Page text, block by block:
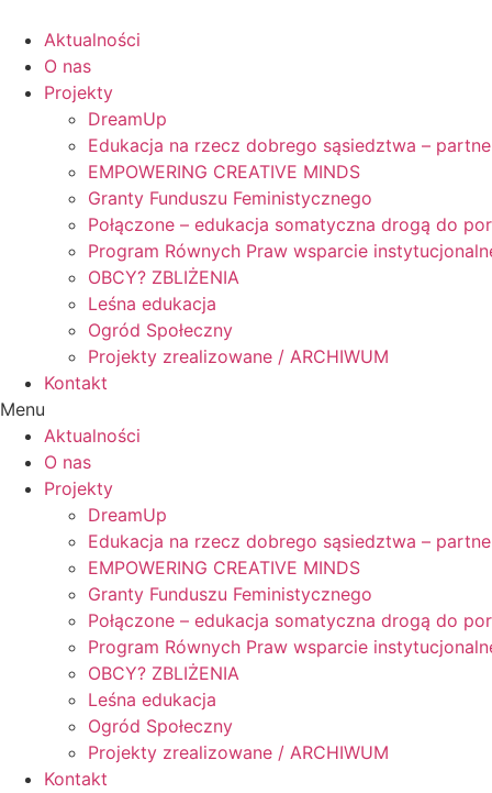
content
Aktualności
O nas
Projekty
DreamUp
Edukacja na rzecz dobrego sąsiedztwa –
EMPOWERING CREATIVE MINDS
Granty Funduszu Feministycznego
Połączone – edukacja somatyczna drogą do
Program Równych Praw wsparcie
OBCY? ZBLIŻENIA
Leśna edukacja
Ogród Społeczny
Projekty zrealizowane / ARCHIWUM
Kontakt
Menu
Aktualności
O nas
Projekty
DreamUp
Edukacja na rzecz dobrego sąsiedztwa –
EMPOWERING CREATIVE MINDS
Granty Funduszu Feministycznego
Połączone – edukacja somatyczna drogą do
Program Równych Praw wsparcie
OBCY? ZBLIŻENIA
Leśna edukacja
Ogród Społeczny
Projekty zrealizowane / ARCHIWUM
Kontakt